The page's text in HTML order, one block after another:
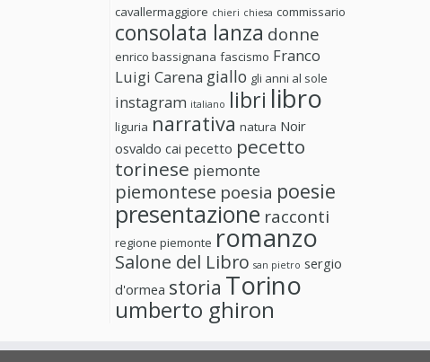
cavallermaggiore chieri chiesa commissario
consolata lanza donne
enrico bassignana fascismo Franco
Luigi Carena giallo gli anni al sole
instagram italiano libri libro
liguria narrativa natura Noir
osvaldo cai pecetto pecetto
torinese piemonte
piemontese poesia poesie
presentazione racconti
regione piemonte romanzo
Salone del Libro san pietro sergio
d'ormea storia Torino
umberto ghiron